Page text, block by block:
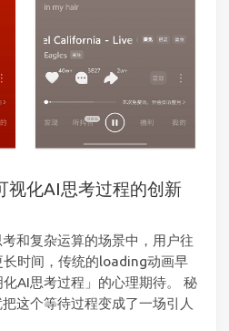
视化AI思考过程的创新
和复杂运算的场景中，用户往
时间，传统的loading动画早
AI思考过程」的心理期待。 秘
这个等待过程变成了一场引人